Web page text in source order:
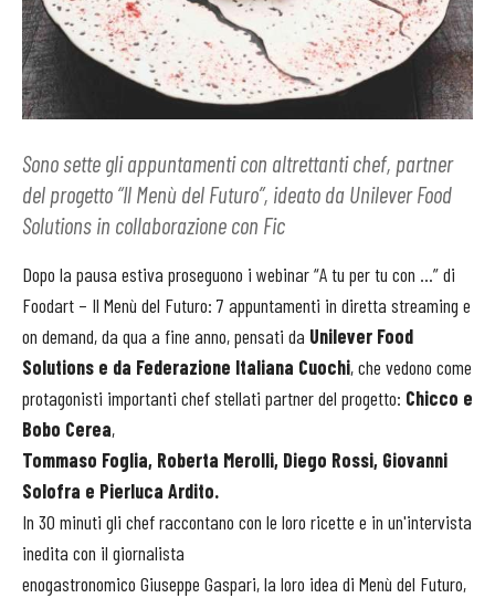
Sono sette gli appuntamenti con altrettanti chef, partner
del progetto “Il Menù del Futuro”, ideato da Unilever Food
Solutions in collaborazione con Fic
Dopo la pausa estiva proseguono i webinar “A tu per tu con …” di
Foodart – Il Menù del Futuro: 7 appuntamenti in diretta streaming e
on demand, da qua a fine anno, pensati da Unilever Food
Solutions e da Federazione Italiana Cuochi, che vedono come
protagonisti importanti chef stellati partner del progetto: Chicco e
Bobo Cerea,
Tommaso Foglia, Roberta Merolli, Diego Rossi, Giovanni
Solofra e Pierluca Ardito.
In 30 minuti gli chef raccontano con le loro ricette e in un'intervista
inedita con il giornalista
enogastronomico Giuseppe Gaspari, la loro idea di Menù del Futuro,